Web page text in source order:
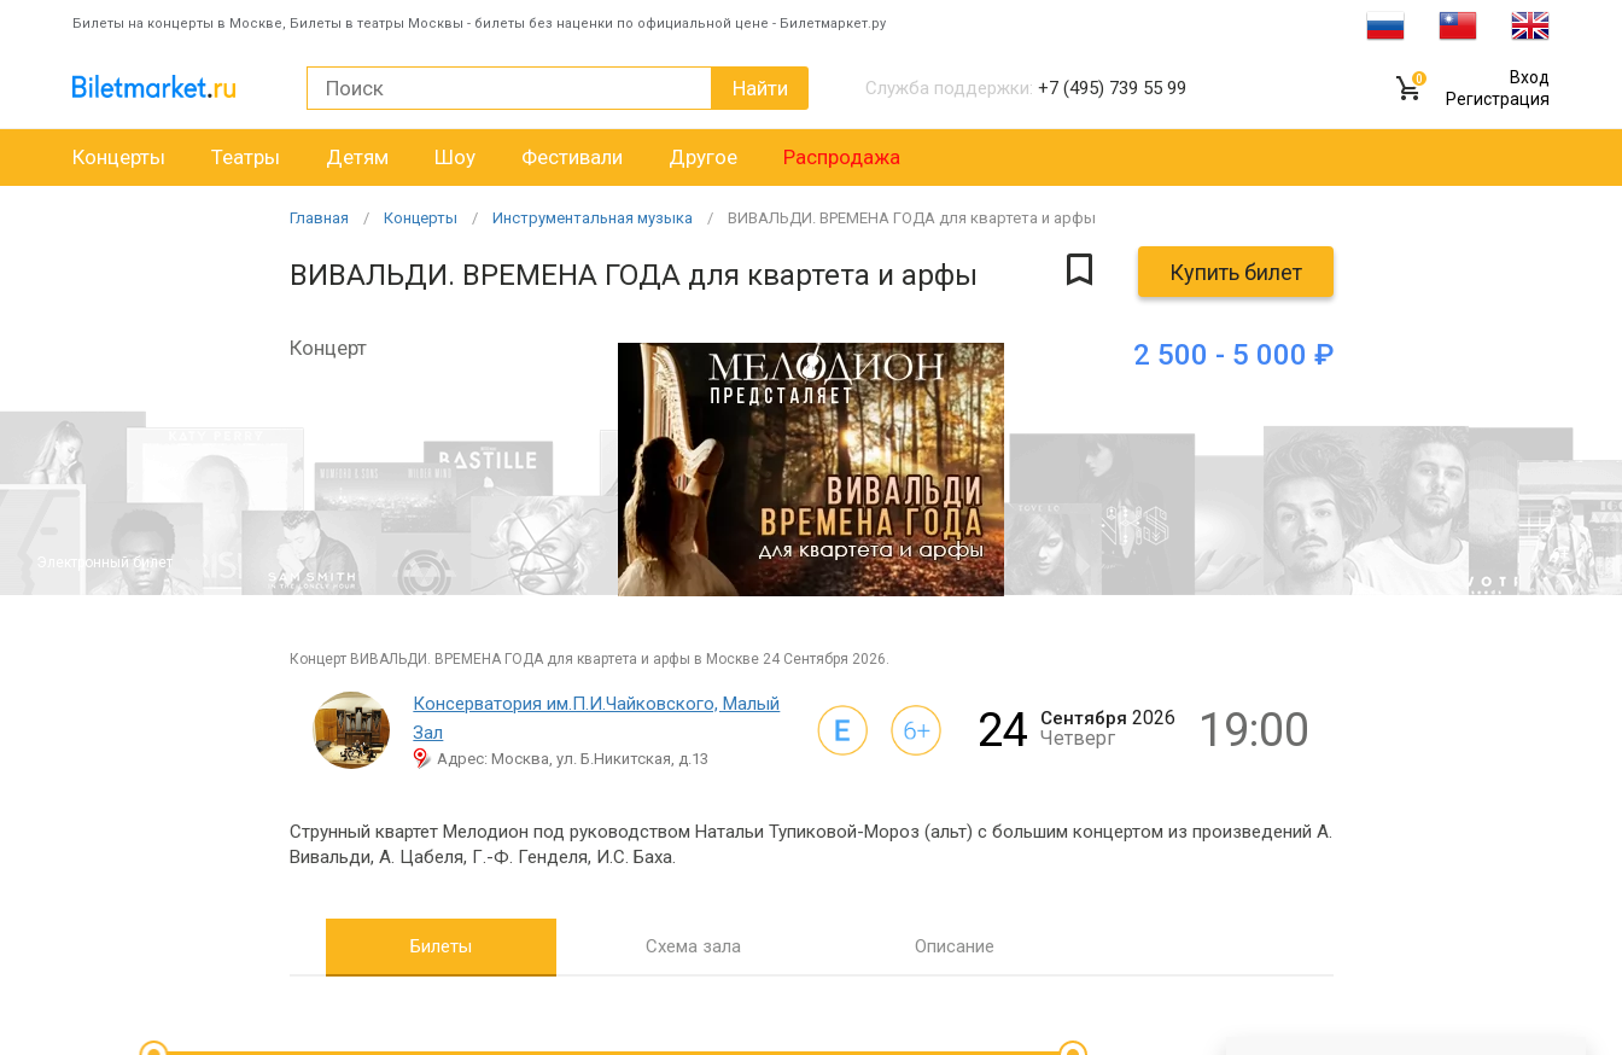
Билеты на концерты в Москве, Билеты в театры Москвы - билеты без наценки по официальной цене - Билетмаркет.ру
Найти Служба поддержки: +7 (495) 739 55 99 0
Вход
Регистрация
Концерты Театры Детям Шоу Фестивали Другое Распродажа
Главная Концерты Инструментальная музыка ВИВАЛЬДИ. ВРЕМЕНА ГОДА для квартета и арфы
ВИВАЛЬДИ. ВРЕМЕНА ГОДА для квартета и арфы Купить билет
2 500 - 5 000 ₽
Концерт
Электронный билет 6+
концерт ВИВАЛЬДИ. ВРЕМЕНА ГОДА для квартета и арфы в Москве 24 Сентября 2026.
Консерватория им.П.И.Чайковского, Малый
Зал
Адрес: Москва, ул. Б.Никитская, д.13
24 Сентября 2026
Четверг
19:00
Струнный квартет Мелодион под руководством Натальи Тупиковой-Мороз (альт) с большим концертом из произведений А.
Вивальди, А. Цабеля, Г.-Ф. Генделя, И.С. Баха.
Билеты Схема зала Описание